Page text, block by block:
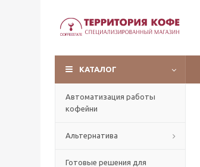
КАТАЛОГ
Автоматизация работы
кофейни
Альтернатива
Готовые решения для